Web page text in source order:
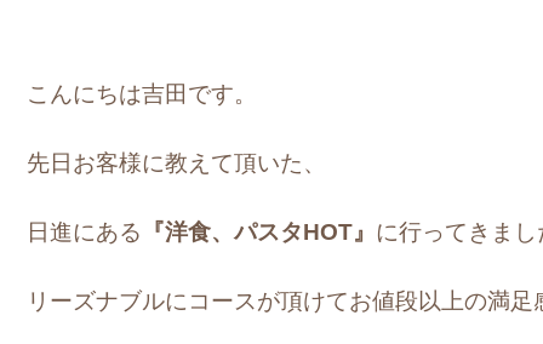
こんにちは吉田です。
先日お客様に教えて頂いた、
日進にある 『洋食、パスタHOT』 に行ってきまし
リーズナブルにコースが頂けてお値段以上の満足